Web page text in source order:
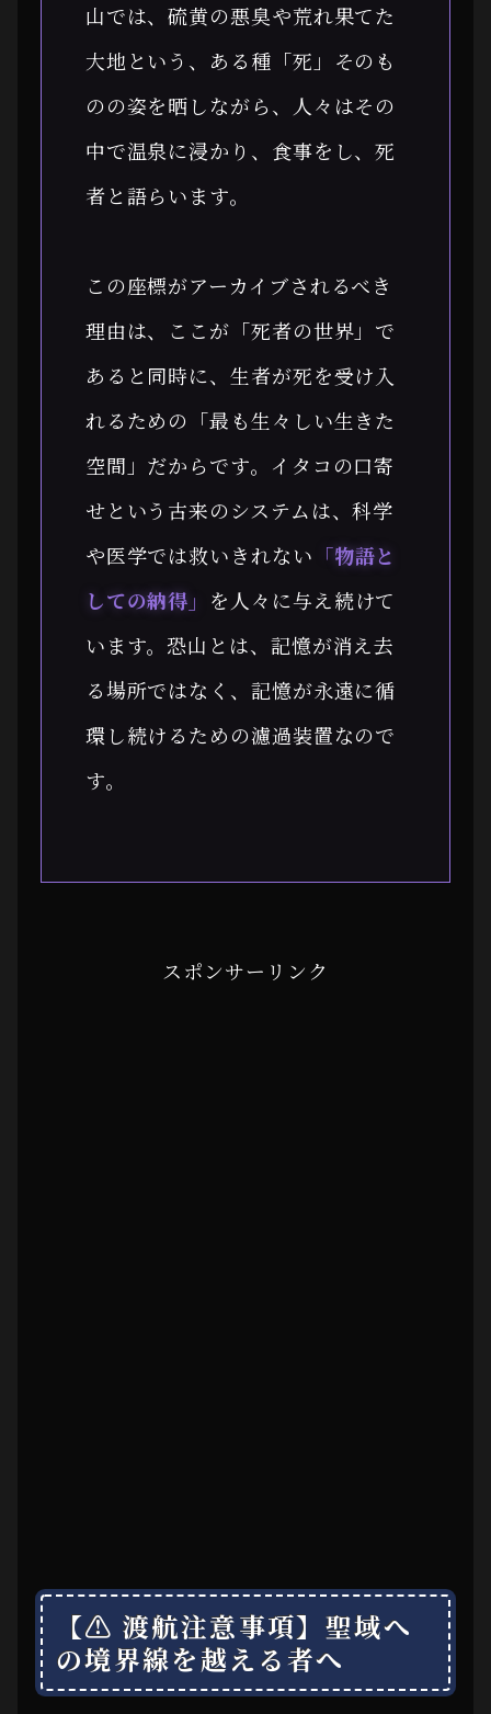
山では、硫黄の悪臭や荒れ果てた
大地という、ある種「死」そのも
のの姿を晒しながら、人々はその
中で温泉に浸かり、食事をし、死
者と語らいます。
この座標がアーカイブされるべき
理由は、ここが「死者の世界」で
あると同時に、生者が死を受け入
れるための「最も生々しい生きた
空間」だからです。イタコの口寄
せという古来のシステムは、科学
や医学では救いきれない 「物語と
しての納得」 を人々に与え続けて
います。恐山とは、記憶が消え去
る場所ではなく、記憶が永遠に循
環し続けるための濾過装置なので
す。
スポンサーリンク
【⚠ 渡航注意事項】聖域へ
の境界線を越える者へ